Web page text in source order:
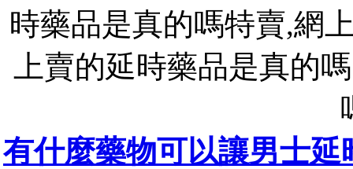
時藥品是真的嗎特賣,網
上賣的延時藥品是真的
有什麼藥物可以讓男士延